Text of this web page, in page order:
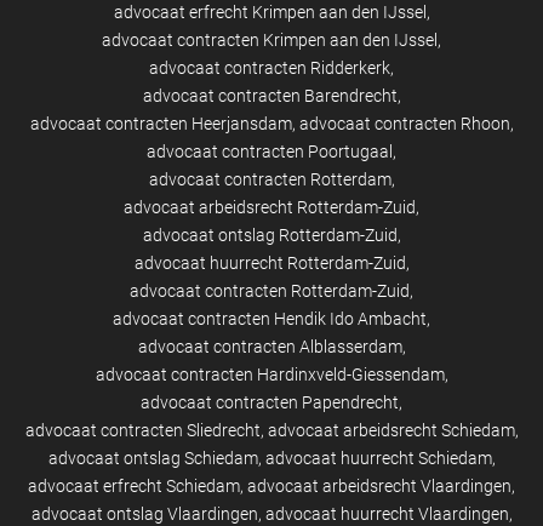
advocaat erfrecht Krimpen aan den IJssel
advocaat contracten Krimpen aan den IJssel
advocaat contracten Ridderkerk
advocaat contracten Barendrecht
advocaat contracten Heerjansdam advocaat contracten Rhoon
advocaat contracten Poortugaal
advocaat contracten Rotterdam
advocaat arbeidsrecht Rotterdam-Zuid
advocaat ontslag Rotterdam-Zuid
advocaat huurrecht Rotterdam-Zuid
advocaat contracten Rotterdam-Zuid
advocaat contracten Hendik Ido Ambacht
advocaat contracten Alblasserdam
advocaat contracten Hardinxveld-Giessendam
advocaat contracten Papendrecht
advocaat contracten Sliedrecht advocaat arbeidsrecht Schiedam
advocaat ontslag Schiedam advocaat huurrecht Schiedam
advocaat erfrecht Schiedam advocaat arbeidsrecht Vlaardingen
advocaat ontslag Vlaardingen advocaat huurrecht Vlaardingen